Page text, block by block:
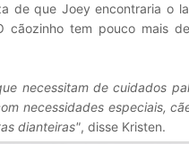
de que Joey encontraria o
cãozinho tem pouco mais
necessitam de cuidados
necessidades especiais,
dianteiras", disse Kristen.